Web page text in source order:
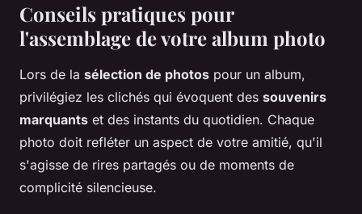
Conseils pratiques pour
l'assemblage de votre album photo
Lors de la sélection de photos pour un album,
privilégiez les clichés qui évoquent des souvenirs
marquants et des instants du quotidien. Chaque
photo doit refléter un aspect de votre amitié, qu'il
s'agisse de rires partagés ou de moments de
complicité silencieuse.